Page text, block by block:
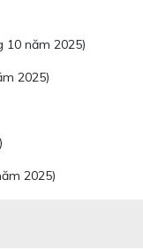
10 năm 2025)
2025)
2025)